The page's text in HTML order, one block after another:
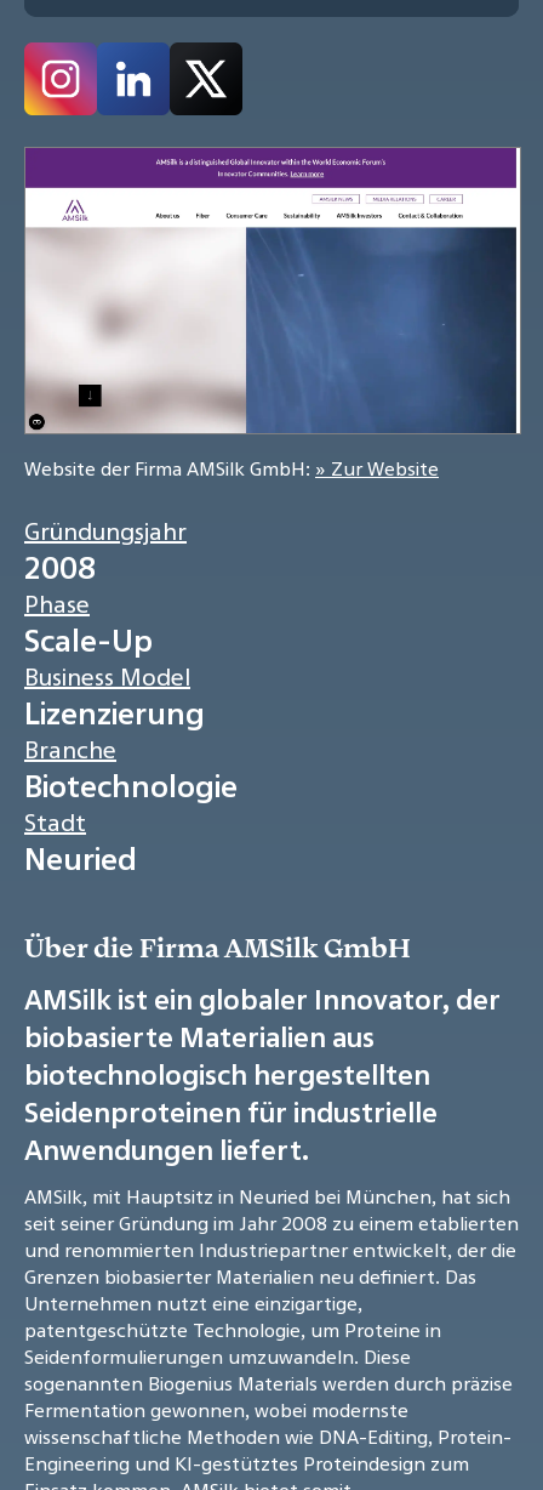
Website der Firma AMSilk GmbH: » Zur Website
Gründungsjahr
2008
Phase
Scale-Up
Business Model
Lizenzierung
Branche
Biotechnologie
Stadt
Neuried
Über die Firma AMSilk GmbH
AMSilk ist ein globaler Innovator, der
biobasierte Materialien aus
biotechnologisch hergestellten
Seidenproteinen für industrielle
Anwendungen liefert.
AMSilk, mit Hauptsitz in Neuried bei München, hat sich
seit seiner Gründung im Jahr 2008 zu einem etablierten
und renommierten Industriepartner entwickelt, der die
Grenzen biobasierter Materialien neu definiert. Das
Unternehmen nutzt eine einzigartige,
patentgeschützte Technologie, um Proteine in
Seidenformulierungen umzuwandeln. Diese
sogenannten Biogenius Materials werden durch präzise
Fermentation gewonnen, wobei modernste
wissenschaftliche Methoden wie DNA-Editing, Protein-
Engineering und KI-gestütztes Proteindesign zum